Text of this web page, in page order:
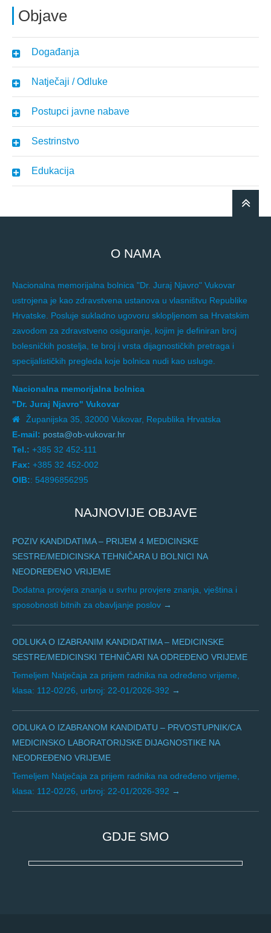
Objave
Događanja
Natječaji / Odluke
Postupci javne nabave
Sestrinstvo
Edukacija
O NAMA
Nacionalna memorijalna bolnica "Dr. Juraj Njavro" Vukovar
ustrojena je kao zdravstvena ustanova u vlasništvu Republike
Hrvatske. Posluje sukladno ugovoru sklopljenom sa Hrvatskim
zavodom za zdravstveno osiguranje, kojim je definiran broj
bolesničkih postelja, te broj i vrsta dijagnostičkih pretraga i
specijalističkih pregleda koje bolnica nudi kao usluge.
Nacionalna memorijalna bolnica
"Dr. Juraj Njavro" Vukovar
Županijska 35, 32000 Vukovar, Republika Hrvatska
E-mail: posta@ob-vukovar.hr
Tel.: +385 32 452-111
Fax: +385 32 452-002
OIB:: 54896856295
NAJNOVIJE OBJAVE
POZIV KANDIDATIMA – PRIJEM 4 MEDICINSKE
SESTRE/MEDICINSKA TEHNIČARA U BOLNICI NA
NEODREĐENO VRIJEME
Dodatna provjera znanja u svrhu provjere znanja, vještina i
sposobnosti bitnih za obavljanje poslov
ODLUKA O IZABRANIM KANDIDATIMA – MEDICINSKE
SESTRE/MEDICINSKI TEHNIČARI NA ODREĐENO VRIJEME
Temeljem Natječaja za prijem radnika na određeno vrijeme,
klasa: 112-02/26, urbroj: 22-01/2026-392
ODLUKA O IZABRANOM KANDIDATU – PRVOSTUPNIK/CA
MEDICINSKO LABORATORIJSKE DIJAGNOSTIKE NA
NEODREĐENO VRIJEME
Temeljem Natječaja za prijem radnika na određeno vrijeme,
klasa: 112-02/26, urbroj: 22-01/2026-392
GDJE SMO